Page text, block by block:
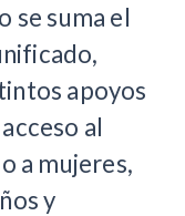
se suma el
apoyos
al
a mujeres,
y